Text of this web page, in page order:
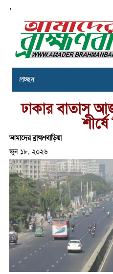
,
প্রচ্ছদ
ঢাকার বাতাস
শীর্ষে
আমাদের ব্রাহ্মণবাড়িয়া
জুন ১৮, ২০২৬